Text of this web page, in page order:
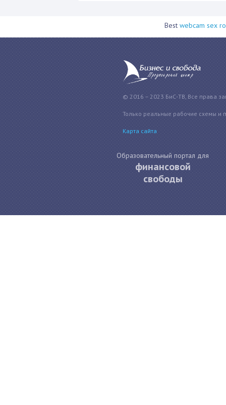
Best webcam sex
© 2016 – 2023 БиС-ТВ, Все права
Только реальные рабочие схемы и
Карта сайта
Образовательный портал для
финансовой
свободы